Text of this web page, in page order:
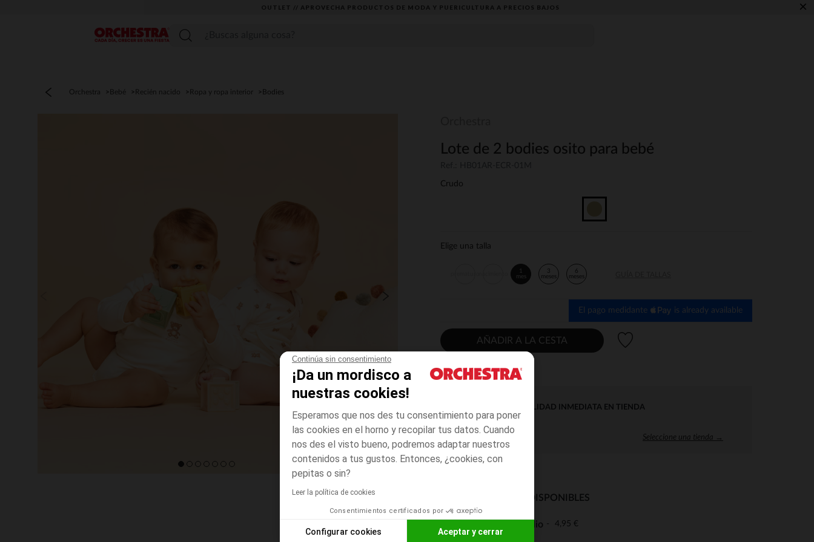
Continúa sin consentimiento
¡Da un mordisco a
nuestras cookies!
Esperamos que nos des tu consentimiento para poner
las cookies en el horno y recopilar tus datos. Cuando
nos des el visto bueno, podremos adaptar nuestros
contenidos a tus gustos. Entonces, ¿cookies, con
pepitas o sin?
Leer la política de cookies
Consentimientos certificados por
Configurar cookies Aceptar y cerrar
OUTLET // APROVECHA PRODUCTOS DE MODA Y PUERICULTURA A PRECIOS BAJOS ×
Menú
Orchestra Bebé Recién nacido Ropa y ropa interior Bodies
Lote de 2 bodies osito para bebé
Crudo
Elige una talla
1
mes
3
meses
6
meses
El pago medidante is already available
AÑADIR A LA CESTA
DISPONIBILIDAD INMEDIATA EN TIENDA
Seleccione una tienda →
MODOS DE ENVÍO DISPONIBLES
Entrega a domicilio 4,95 €
De 5 a 8 días